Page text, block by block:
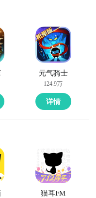
看到当天所有进行开
进行测试的游戏，有
，玩家们可以在这里
息!
址
技巧了呢，随时随地
么时候开放下载，什
就是留意九游上班迟
极参与讨论和提问
元气骑士
124.9万
详情
猫耳FM